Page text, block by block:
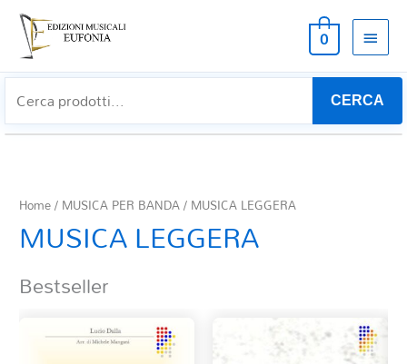
0
CERCA
Home/ MUSICA PER BANDA/ MUSICA LEGGERA
MUSICA LEGGERA
Bestseller